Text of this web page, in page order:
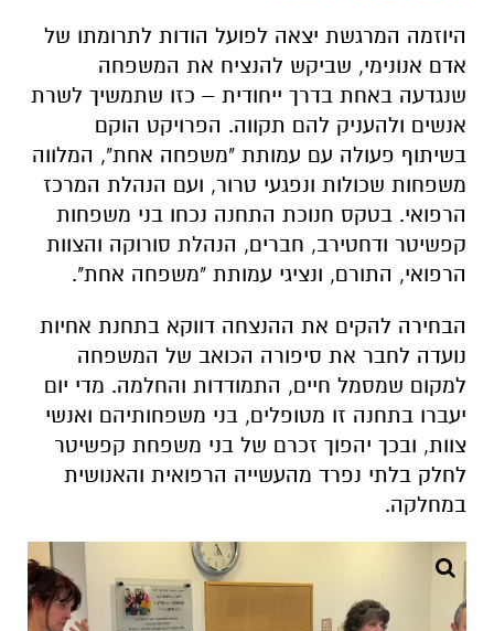
היוזמה המרגשת יצאה לפועל הודות לתרומתו של
אדם אנונימי, שביקש להנציח את המשפחה
שנגדעה באחת בדרך ייחודית – כזו שתמשיך לשרת
אנשים ולהעניק להם תקווה. הפרויקט הוקם
בשיתוף פעולה עם עמותת "משפחה אחת", המלווה
משפחות שכולות ונפגעי טרור, ועם הנהלת המרכז
הרפואי. בטקס חנוכת התחנה נכחו בני משפחות
קפשיטר ודחטירב, חברים, הנהלת סורוקה והצוות
הרפואי, התורם, ונציגי עמותת "משפחה אחת".
הבחירה להקים את ההנצחה דווקא בתחנת אחיות
נועדה לחבר את סיפורה הכואב של המשפחה
למקום שמסמל חיים, התמודדות והחלמה. מדי יום
יעברו בתחנה זו מטופלים, בני משפחותיהם ואנשי
צוות, ובכך יהפוך זכרם של בני משפחת קפשיטר
לחלק בלתי נפרד מהעשייה הרפואית והאנושית
במחלקה.